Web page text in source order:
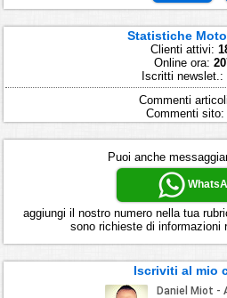
Statistiche
Clienti attivi:
Online ora:
Iscritti newslet.:
Commenti
Commenti sito:
Puoi anche
aggiungi il nostro numero nella tua
sono richieste di informazioni
Iscriviti al mio